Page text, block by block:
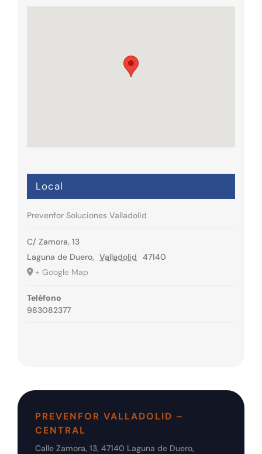
Local
Prevenfor Soluciones Valladolid
C/ Zamora, 13
Laguna de Duero, Valladolid
47140
+ Google Map
Teléfono
983082377
PREVENFOR VALLADOLID –
CENTRAL
Calle Zamora, 13, 47140 Laguna de Duero,